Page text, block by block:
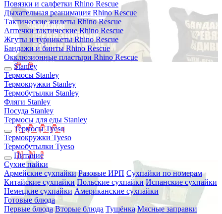
Повязки и салфетки Rhino Rescue
Дыхательная реанимация Rhino Rescue
Тактические жилеты Rhino Rescue
Аптечки тактические Rhino Rescue
Жгуты и турникеты Rhino Rescue
Бандажи и бинты Rhino Rescue
Окклюзионные пластыри Rhino Rescue
Stanley
Термосы Stanley
Термокружки Stanley
Термобутылки Stanley
Фляги Stanley
Посуда Stanley
Термосы для еды Stanley
Термосы Tyeso
Термокружки Tyeso
Термобутылки Tyeso
Питание
Сухие пайки
Армейские сухпайки Разовые ИРП Сухпайки по номерам
Китайские сухпайки Польские сухпайки Испанские сухпайки
Немецкие сухпайки Американские сухпайки
Готовые блюда
Первые блюда Вторые блюда Тушёнка Мясные заправки